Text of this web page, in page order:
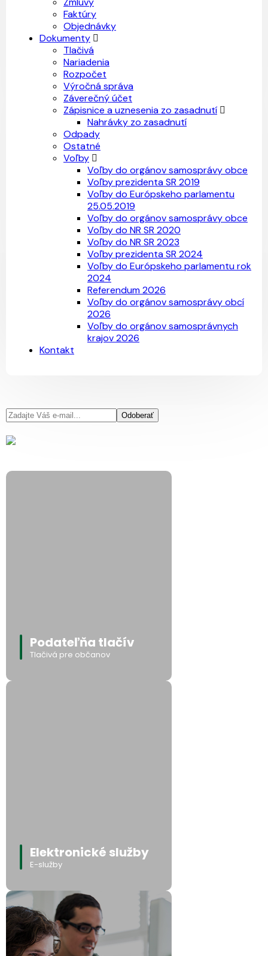
Faktúry
Objednávky
Dokumenty
Tlačivá
Nariadenia
Rozpočet
Výročná správa
Záverečný účet
Zápisnice a uznesenia zo zasadnutí
Nahrávky zo zasadnutí
Odpady
Ostatné
Voľby
Voľby do orgánov samosprávy obce
Voľby prezidenta SR 2019
Voľby do Európskeho parlamentu
25.05.2019
Voľby do orgánov samosprávy obce
Voľby do NR SR 2020
Voľby do NR SR 2023
Voľby prezidenta SR 2024
Voľby do Európskeho parlamentu rok
2024
Referendum 2026
Voľby do orgánov samosprávy obcí
2026
Voľby do orgánov samosprávnych
krajov 2026
Kontakt
Odoberať
Podateľňa tlačív
Tlačivá pre občanov
Elektronické služby
E-služby